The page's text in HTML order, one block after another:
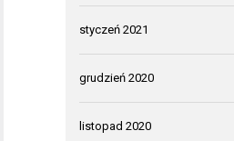
styczeń 2021
grudzień 2020
listopad 2020